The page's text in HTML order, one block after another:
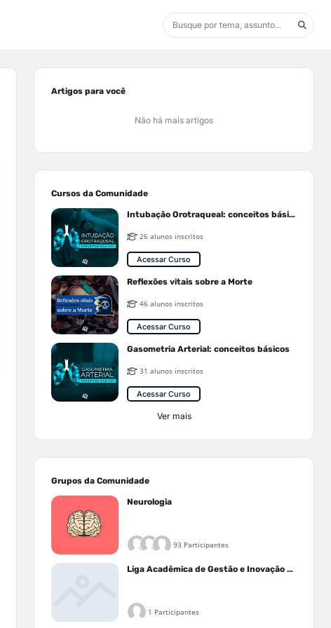
Artigos para você
Não há mais artigos
Cursos da Comunidade
Intubação Orotraqueal: conceitos básicos
26 alunos inscritos
Acessar Curso
Reflexões vitais sobre a Morte
46 alunos inscritos
Acessar Curso
Gasometria Arterial: conceitos básicos
31 alunos inscritos
Acessar Curso
Ver mais
Grupos da Comunidade
Neurologia
93 Participantes
Liga Acadêmica de Gestão e Inovação Médica - LAGIM
1 Participantes